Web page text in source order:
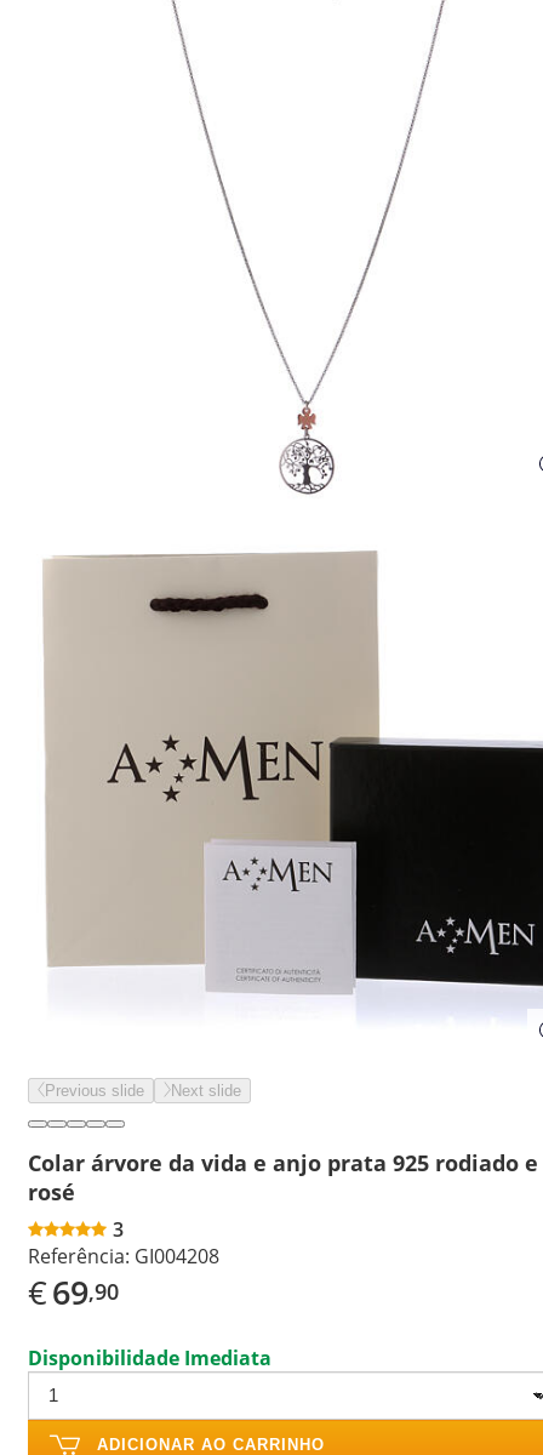
Previous slide Next slide
Colar árvore da vida e anjo prata 925 rodiado e
rosé
3
Referência: GI004208
€69,90
Disponibilidade Imediata
ADICIONAR AO CARRINHO